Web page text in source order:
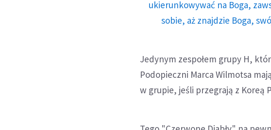
ukierunkowywać na Boga,
sobie, aż znajdzie Boga,
Jedynym zespołem grupy H,
Podopieczni Marca Wilmotsa
w grupie, jeśli przegrają z Koreą